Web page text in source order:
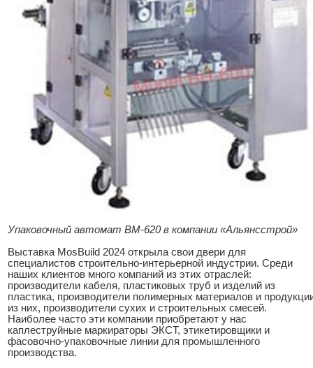
Упаковочный автомат ВМ-620 в компании «Альянсстрой»
Выставка MosBuild 2024 открыла свои двери для
специалистов строительно-интерьерной индустрии. Среди
наших клиентов много компаний из этих отраслей:
производители кабеля, пластиковых труб и изделий из
пластика, производители полимерных материалов и
из них, производители сухих и строительных смесей.
Наиболее часто эти компании приобретают у нас
каплеструйные маркираторы ЭКСТ, этикетировщики и
фасовочно-упаковочные линии для промышленного
производства.